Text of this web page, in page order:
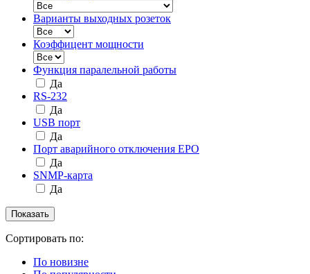
Варианты выходных розеток
Коэффицент мощности
Функция паралельной работы
Да
RS-232
Да
USB порт
Да
Порт аварийного отключения EPO
Да
SNMP-карта
Да
Сортировать по:
По новизне